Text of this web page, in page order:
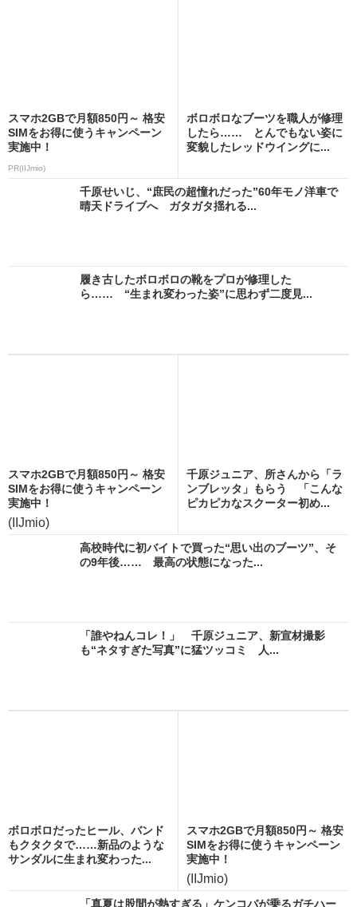
スマホ2GBで月額850円～ 格安
SIMをお得に使うキャンペーン
実施中！
PR(IIJmio)
ボロボロなブーツを職人が修理
したら…… とんでもない姿に
変貌したレッドウイングに...
千原せいじ、“庶民の超憧れだった”60年モノ洋車で
晴天ドライブへ ガタガタ揺れる...
履き古したボロボロの靴をプロが修理した
ら…… “生まれ変わった姿”に思わず二度見...
スマホ2GBで月額850円～ 格安
SIMをお得に使うキャンペーン
実施中！
(IIJmio)
千原ジュニア、所さんから「ラ
ンブレッタ」もらう 「こんな
ピカピカなスクーター初め...
高校時代に初バイトで買った“思い出のブーツ”、そ
の9年後…… 最高の状態になった...
「誰やねんコレ！」 千原ジュニア、新宣材撮影
も“ネタすぎた写真”に猛ツッコミ 人...
ボロボロだったヒール、バンド
もクタクタで……新品のような
サンダルに生まれ変わった...
スマホ2GBで月額850円～ 格安
SIMをお得に使うキャンペーン
実施中！
(IIJmio)
「真夏は股間が熱すぎる」ケンコバが乗るガチハー